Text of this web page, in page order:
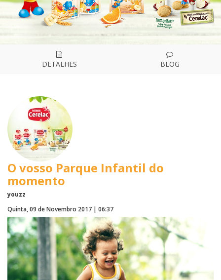
DETALHES BLOG
O vosso Parque Infantil do
momento
youzz
Quinta, 09 de Novembro 2017 | 06:37